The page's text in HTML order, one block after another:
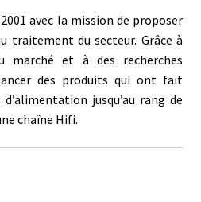
avec la mission de proposer
traitement du secteur. Grâce à
marché et à des recherches
des produits qui ont fait
jusqu’au rang de
chaîne Hifi.